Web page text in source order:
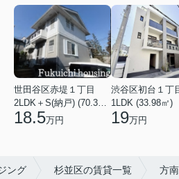
世田谷区赤堤１丁目
18.5万円
渋谷区初台１丁
1LDK (33.98㎡)
19万円
ング 杉並区の賃貸一覧 方